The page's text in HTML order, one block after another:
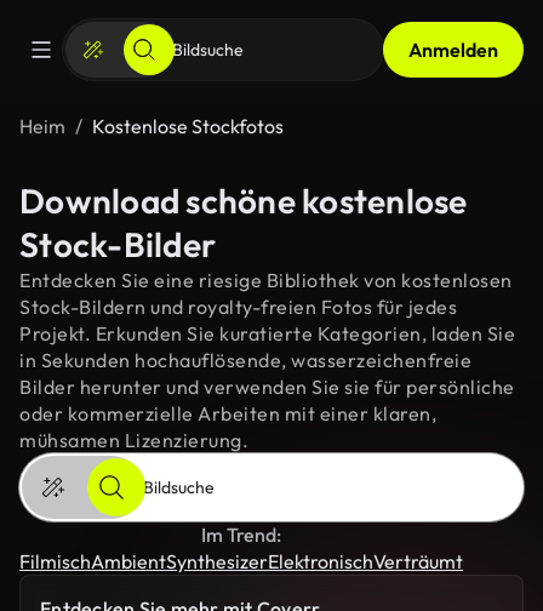
Anmelden
Heim Kostenlose Stockfotos
Download schöne kostenlose
Stock-Bilder
Entdecken Sie eine riesige Bibliothek von kostenlosen
Stock-Bildern und royalty-freien Fotos für jedes
Projekt. Erkunden Sie kuratierte Kategorien, laden Sie
in Sekunden hochauflösende, wasserzeichenfreie
Bilder herunter und verwenden Sie sie für persönliche
oder kommerzielle Arbeiten mit einer klaren,
mühsamen Lizenzierung.
Im Trend:
FilmischAmbientSynthesizerElektronischVerträumt